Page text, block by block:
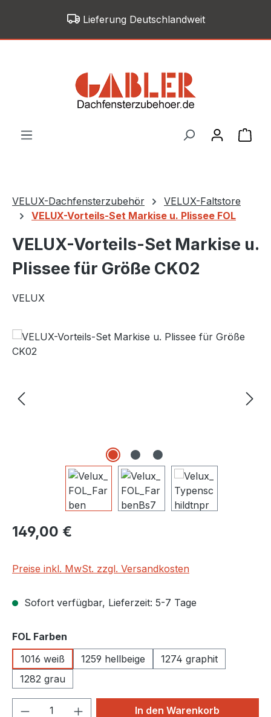
Zum Hauptinhalt springenLieferung Deutschlandweit
VELUX-Dachfensterzubehör
VELUX-Faltstore
VELUX-Vorteils-Set Markise u. Plissee FOL
VELUX-Vorteils-Set Markise u.
Plissee für Größe CK02
VELUX
Bildergalerie überspringen
Regulärer Preis:
149,00 €
Preise inkl. MwSt. zzgl. Versandkosten
Sofort verfügbar, Lieferzeit: 5-7 Tage
FOL Farben
1016 weiß
1259 hellbeige
1274 graphit
1282 grau
Produkt Anzahl: Gib denIn den Warenkorb